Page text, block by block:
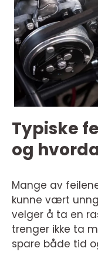
Typiske
og
Mange av
kunne vært
velger å ta en
trenger ikke ta
spare både tid